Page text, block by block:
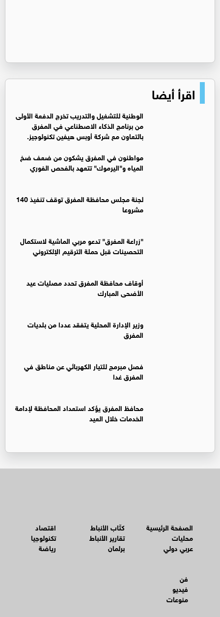
اقرأ أيضا
الوطنية للتشغيل والتدريب تخرج الدفعة الأولى
من برنامج الذكاء الاصطناعي في المفرق
بالتعاون مع شركة أوبس هيفين تكنولوجيز.
مواطنون في المفرق يشكون من ضعف ضخ
المياه و"اليرموك" تتعهد بالفحص الفوري
لجنة مجلس محافظة المفرق توقف تنفيذ 140
مشروعا
"زراعة المفرق" تدعو مربي الماشية لاستكمال
التحصينات قبل حملة الترقيم الإلكتروني
أوقاف محافظة المفرق تحدد مصليات عيد
الأضحى المبارك
وزير الإدارة المحلية يتفقد عددا من بلديات
المفرق
فصل مبرمج للتيار الكهربائي عن مناطق في
المفرق غدا
محافظ المفرق يؤكد استعداد المحافظة لإدامة
الخدمات خلال العيد
الصفحة الرئيسية
محليات
عربي دولي
كتّاب الأنباط
تقارير الأنباط
برلمان
اقتصاد
تكنولوجيا
رياضة
فن
فيديو
منوعات